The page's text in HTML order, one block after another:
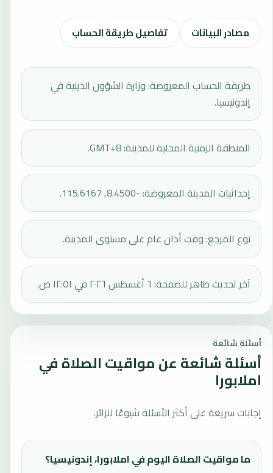
مصادر البيانات تفاصيل طريقة الحساب
طريقة الحساب المعروضة: وزارة الشؤون الدينية في
إندونيسيا.
المنطقة الزمنية المحلية للمدينة: GMT+8.
إحداثيات المدينة المعروضة: -8.4500, 115.6167.
نوع المرجع: وقت أذان عام على مستوى المدينة.
آخر تحديث ظاهر للصفحة: ٦ أغسطس ٢٠٢٦ في ١٢:٥١ ص.
أسئلة شائعة
أسئلة شائعة عن مواقيت الصلاة في
املابورا
إجابات سريعة على أكثر الأسئلة شيوعًا للزائر.
ما مواقيت الصلاة اليوم في املابورا، إندونيسيا؟